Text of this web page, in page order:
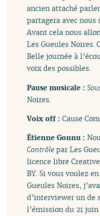
ancien attaché
partagera avec nous
Avant cela nous
Les Gueules Noires.
Belle journée à
voix des possibles.
Pause musicale :
Noires.
Voix off :Cause
Étienne Gonnu :
Contrôle par Les
licence libre
BY. Si vous voulez
Gueules Noires,
d’interviewer un de
l’émission du 21